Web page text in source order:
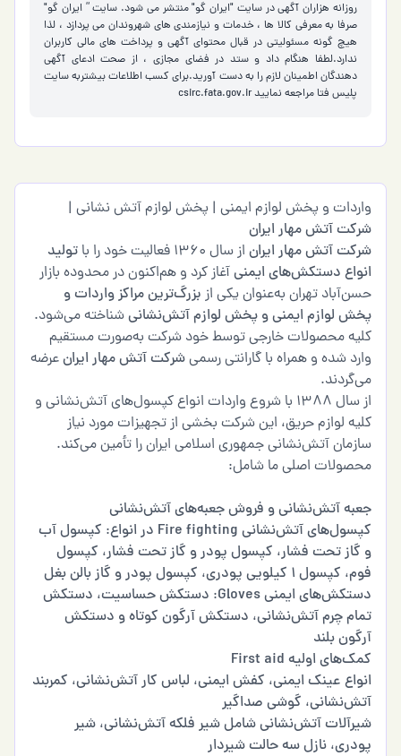
واردات و پخش لوازم ایمنی | پخش لوازم آتش نشانی |
شرکت آتش مهار ایران
شرکت آتش مهار ایران از سال ۱۳۶۰ فعالیت خود را با
تولید
انواع دستکش‌های ایمنیآغاز کرد و هم‌اکنون در محدوده بازار
حسن‌آباد تهران به‌عنوان یکی از بزرگ‌ترین مراکز واردات و
پخش لوازم ایمنی و پخش لوازم آتش‌نشانیشناخته می‌شود.
کلیه محصولات خارجی توسط خود شرکت به‌صورت مستقیم
وارد شده و همراه با گارانتی رسمیشرکت آتش مهار ایرانعرضه
می‌گردند.
از سال ۱۳۸۸ با شروع واردات انواع کپسول‌های آتش‌نشانی و
کلیه لوازم حریق، این شرکت بخشی از تجهیزات مورد نیاز
سازمان آتش‌نشانی جمهوری اسلامی ایران را تأمین می‌کند.
محصولات اصلی ما شامل:
جعبه آتش‌نشانی و فروش جعبه‌های آتش‌نشانی
کپسول‌های آتش‌نشانی Fire fighting در انواع
: کپسول آب
و گاز تحت فشار، کپسول پودر و گاز تحت فشار، کپسول
فوم، کپسول ۱ کیلویی پودری ، کپسول پودر و گاز بالن بغل
دستکش‌های ایمنی Gloves
: دستکش حساسیت، دستکش
تمام چرم آتش‌نشانی، دستکش آرگون کوتاه و دستکش
آرگون بلند
کمک‌های اولیه First aid
انواع عینک ایمنی، کفش ایمنی، لباس کار آتش‌نشانی، کمربند
آتش‌نشانی، گوشی صداگیر
شیرآلات آتش‌نشانی شامل شیر فلکه آتش‌نشانی، شیر
پودری، نازل سه حالت شیردار
روزانه هزاران آگهی در سایت "ایران گو" منتشر می شود. سایت ” ایران گو"
صرفا به معرفی کالا ها ، خدمات و نیازمندی های شهروندان می پردازد ، لذا
هیچ گونه مسئولیتی در قبال محتوای آگهی و پرداخت های مالی کاربران
ندارد.لطفا هنگام داد و ستد در فضای مجازی ، از صحت ادعای آگهی
دهندگان اطمینان لازم را به دست آورید.برای کسب اطلاعات بیشتربه سایت
پلیس فتا مراجعه نماییدcsirc.fata.gov.ir